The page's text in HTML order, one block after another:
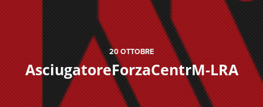
20OTTOBRE
AsciugatoreForzaCentrM-LRA